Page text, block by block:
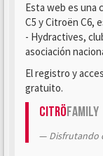
Esta web es una
C5 y Citroën C6,
- Hydractives,
asociación
El registro y
gratuito.
CitröFamily
Disfrutando